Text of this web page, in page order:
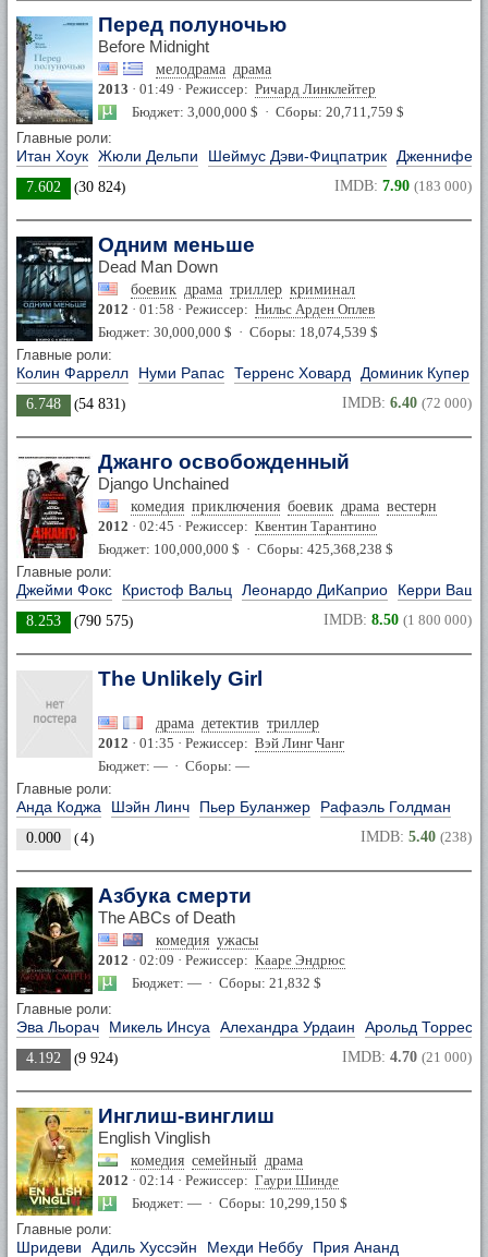
Перед полуночью
Before Midnight
мелодрама драма
2013 · 01:49 · Режиссер: Ричард Линклейтер
Бюджет: 3,000,000 $ · Сборы: 20,711,759 $
Главные роли:
Итан Хоук Жюли Дельпи Шеймус Дэви-Фицпатрик Дженнифер
7.602 (30 824) IMDB: 7.90 (183 000)
Одним меньше
Dead Man Down
боевик драма триллер криминал
2012 · 01:58 · Режиссер: Нильс Арден Оплев
Бюджет: 30,000,000 $ · Сборы: 18,074,539 $
Главные роли:
Колин Фаррелл Нуми Рапас Терренс Ховард Доминик Купер
6.748 (54 831) IMDB: 6.40 (72 000)
Джанго освобожденный
Django Unchained
комедия приключения боевик драма вестерн
2012 · 02:45 · Режиссер: Квентин Тарантино
Бюджет: 100,000,000 $ · Сборы: 425,368,238 $
Главные роли:
Джейми Фокс Кристоф Вальц Леонардо ДиКаприо Керри
8.253 (790 575) IMDB: 8.50 (1 800 000)
The Unlikely Girl
драма детектив триллер
2012 · 01:35 · Режиссер: Вэй Линг Чанг
Бюджет: — · Сборы: —
Главные роли:
Анда Коджа Шэйн Линч Пьер Буланжер Рафаэль Голдман
0.000 (4) IMDB: 5.40 (238)
Азбука смерти
The ABCs of Death
комедия ужасы
2012 · 02:09 · Режиссер: Кааре Эндрюс
Бюджет: — · Сборы: 21,832 $
Главные роли:
Эва Льорач Микель Инсуа Алехандра Урдаин Арольд Торрес
4.192 (9 924) IMDB: 4.70 (21 000)
Инглиш-винглиш
English Vinglish
комедия семейный драма
2012 · 02:14 · Режиссер: Гаури Шинде
Бюджет: — · Сборы: 10,299,150 $
Главные роли:
Шридеви Адиль Хуссэйн Мехди Неббу Прия Ананд